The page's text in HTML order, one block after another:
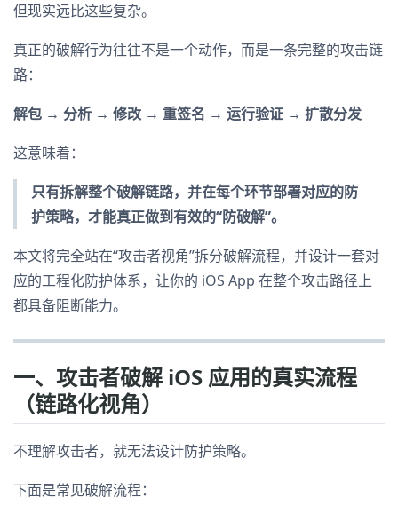
但现实远比这些复杂。
真正的破解行为往往不是一个动作，而是一条完整的攻击链
路：
解包 → 分析 → 修改 → 重签名 → 运行验证 → 扩散分发
这意味着：
只有拆解整个破解链路，并在每个环节部署对应的防
护策略，才能真正做到有效的“防破解”。
本文将完全站在“攻击者视角”拆分破解流程，并设计一套对
应的工程化防护体系，让你的 iOS App 在整个攻击路径上
都具备阻断能力。
一、攻击者破解 iOS 应用的真实流程
（链路化视角）
不理解攻击者，就无法设计防护策略。
下面是常见破解流程：